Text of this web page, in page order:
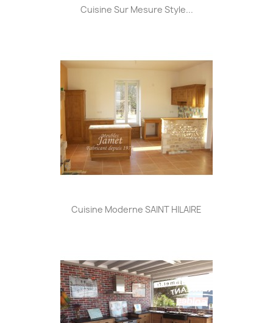
Cuisine Sur Mesure Style...
Cuisine Moderne SAINT HILAIRE